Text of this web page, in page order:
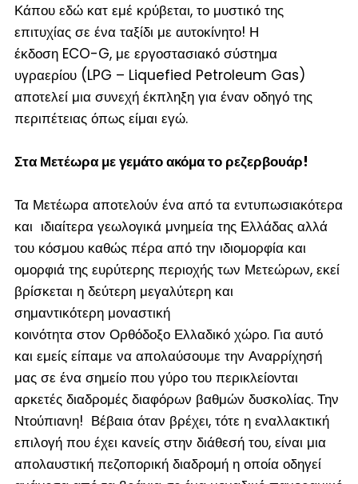
Κάπου εδώ κατ εμέ κρύβεται, το μυστικό της
επιτυχίας σε ένα ταξίδι με αυτοκίνητο! Η
έκδοση ECO-G, με εργοστασιακό σύστημα
υγραερίου (LPG – Liquefied Petroleum Gas)
αποτελεί μια συνεχή έκπληξη για έναν οδηγό της
περιπέτειας όπως είμαι εγώ.
Στα Μετέωρα με γεμάτο ακόμα το ρεζερβουάρ!
Τα Μετέωρα αποτελούν ένα από τα εντυπωσιακότερα
και ιδιαίτερα γεωλογικά μνημεία της Ελλάδας αλλά
του κόσμου καθώς πέρα από την ιδιομορφία και
ομορφιά της ευρύτερης περιοχής των Μετεώρων, εκεί
βρίσκεται η δεύτερη μεγαλύτερη και
σημαντικότερη μοναστική
κοινότητα στον Ορθόδοξο Ελλαδικό χώρο. Για αυτό
και εμείς είπαμε να απολαύσουμε την Αναρρίχησή
μας σε ένα σημείο που γύρο του περικλείονται
αρκετές διαδρομές διαφόρων βαθμών δυσκολίας. Την
Ντούπιανη! Βέβαια όταν βρέχει, τότε η εναλλακτική
επιλογή που έχει κανείς στην διάθεσή του, είναι μια
απολαυστική πεζοπορική διαδρομή η οποία οδηγεί